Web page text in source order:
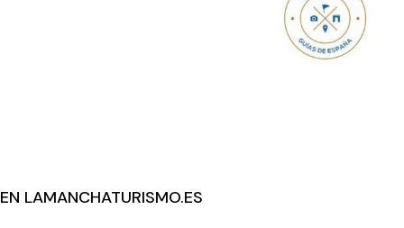
EN LAMANCHATURISMO.ES